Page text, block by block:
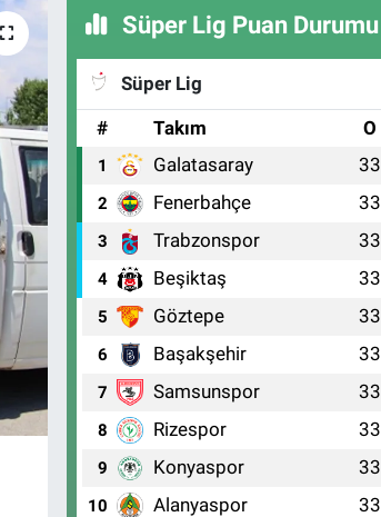
Süper Lig Puan Durumu
Süper Lig
#
Takım O
1 Galatasaray 33
2 Fenerbahçe 33
3 Trabzonspor 33
4 Beşiktaş 33
5 Göztepe 33
6 Başakşehir 33
7 Samsunspor 33
8 Rizespor 33
9 Konyaspor 33
10 Alanyaspor 33